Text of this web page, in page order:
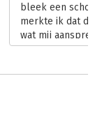
bleek een schot
merkte ik dat dit
wat mij
vol herkenbare
Hoewel ik Kim